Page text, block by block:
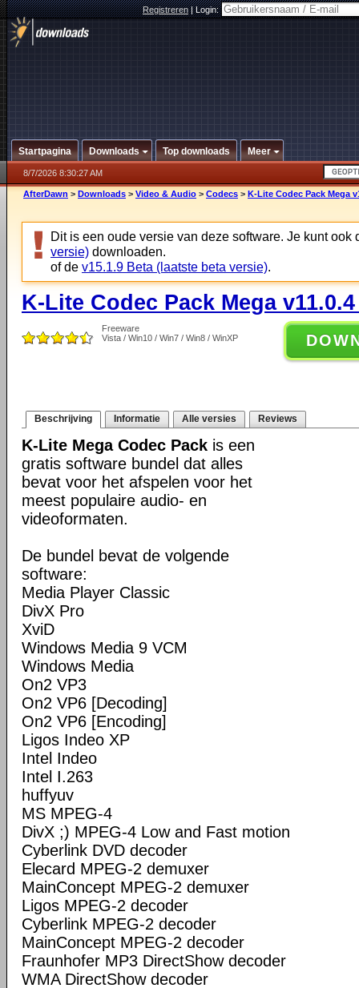
Registreren|Login:
Startpagina Downloads Top downloads Meer
8/7/2026 8:30:27 AM
AfterDawn > Downloads > Video & Audio > Codecs > K-Lite Codec Pack Mega
Dit is een oude versie van deze software. Je kunt ook
versie) downloaden.
of de v15.1.9 Beta (laatste beta versie).
K-Lite Codec Pack Mega
Freeware
Vista / Win10 / Win7 / Win8 / WinXP
Beschrijving Informatie Alle versies Reviews
K-Lite Mega Codec Pack is een
gratis software bundel dat alles
bevat voor het afspelen voor het
meest populaire audio- en
videoformaten.
De bundel bevat de volgende
software:
Media Player Classic
DivX Pro
XviD
Windows Media 9 VCM
Windows Media
On2 VP3
On2 VP6 [Decoding]
On2 VP6 [Encoding]
Ligos Indeo XP
Intel Indeo
Intel I.263
huffyuv
MS MPEG-4
DivX ;) MPEG-4 Low and Fast motion
Cyberlink DVD decoder
Elecard MPEG-2 demuxer
MainConcept MPEG-2 demuxer
Ligos MPEG-2 decoder
Cyberlink MPEG-2 decoder
MainConcept MPEG-2 decoder
Fraunhofer MP3 DirectShow decoder
WMA DirectShow decoder